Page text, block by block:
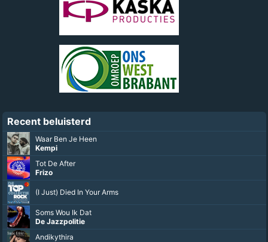
Recent beluisterd
Waar Ben Je Heen
Kempi
Tot De After
Frizo
(I Just) Died In Your Arms
Soms Wou Ik Dat
De Jazzpolitie
Andikythira